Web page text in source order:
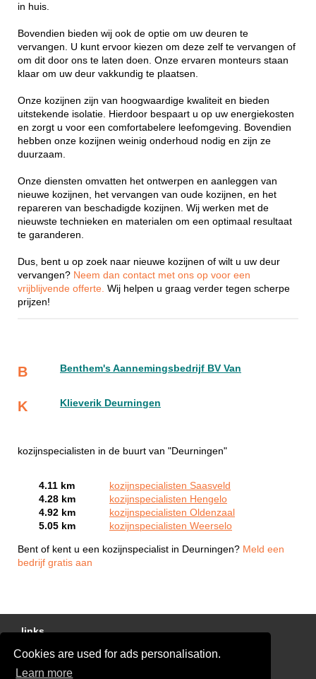
Cookies are used for ads personalisation.
Learn more
in huis.
Bovendien bieden wij ook de optie om uw deuren te
vervangen. U kunt ervoor kiezen om deze zelf te vervangen of
om dit door ons te laten doen. Onze ervaren monteurs staan
klaar om uw deur vakkundig te plaatsen.
Onze kozijnen zijn van hoogwaardige kwaliteit en bieden
uitstekende isolatie. Hierdoor bespaart u op uw energiekosten
en zorgt u voor een comfortabelere leefomgeving. Bovendien
hebben onze kozijnen weinig onderhoud nodig en zijn ze
duurzaam.
Onze diensten omvatten het ontwerpen en aanleggen van
nieuwe kozijnen, het vervangen van oude kozijnen, en het
repareren van beschadigde kozijnen. Wij werken met de
nieuwste technieken en materialen om een optimaal resultaat
te garanderen.
Dus, bent u op zoek naar nieuwe kozijnen of wilt u uw deur
vervangen? Neem dan contact met ons op voor een
vrijblijvende offerte. Wij helpen u graag verder tegen scherpe
prijzen!
B Benthem's Aannemingsbedrijf BV Van
K Klieverik Deurningen
kozijnspecialisten in de buurt van "Deurningen"
4.11 km
kozijnspecialisten Saasveld
4.28 km
kozijnspecialisten Hengelo
4.92 km
kozijnspecialisten Oldenzaal
5.05 km
kozijnspecialisten Weerselo
Bent of kent u een kozijnspecialist in Deurningen? Meld een
bedrijf gratis aan
links
Gratis Offertes Vergelijken